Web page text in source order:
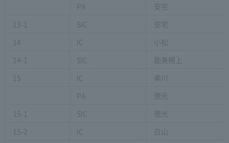
PA
安宅
13-1
SIC
安宅
14
IC
小松
14-1
SIC
能美根上
15
IC
美川
PA
徳光
15-1
SIC
徳光
15-2
IC
白山